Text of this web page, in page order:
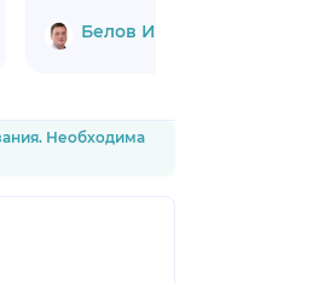
Белов Илья Валерьевич
Необходима